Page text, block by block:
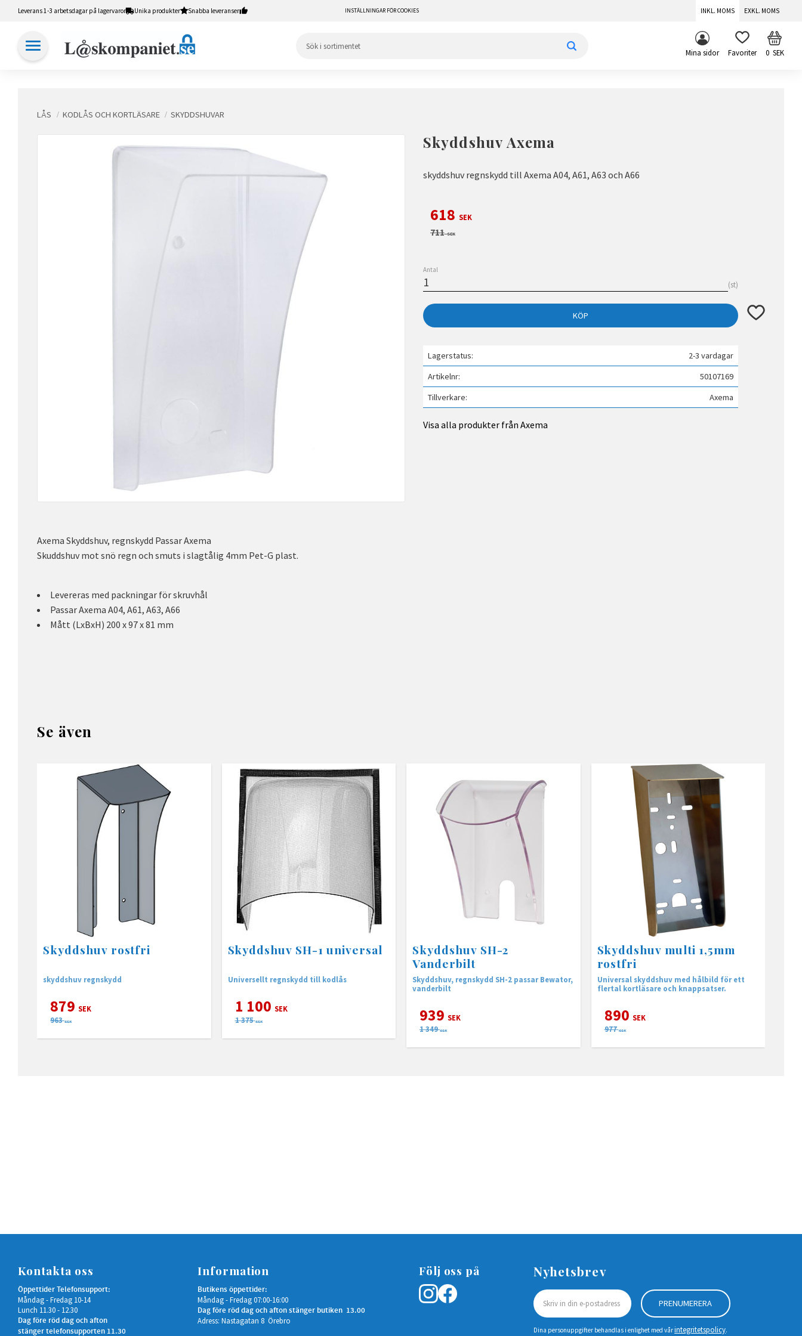
Leverans 1-3 arbetsdagar på lagervaror Unika produkter Snabba leveranser INSTÄLLNINGAR FÖR COOKIES INKL. MOMS EXKL. MOMS
Mina sidor FAVORITER 0SEK
LÅS KODLÅS OCH KORTLÄSARE SKYDDSHUVAR
Skyddshuv Axema
skyddshuv regnskydd till Axema A04, A61, A63 och A66
Nedsatt pris:
618 SEK
Ordinarie pris:
711SEK
Antal
st
KÖP Lägg till i
Lagerstatus
2-3 vardagar
Artikelnr
50107169
Tillverkare
Axema
Visa alla produkter från Axema
Axema Skyddshuv, regnskydd Passar Axema
Skuddshuv mot snö regn och smuts i slagtålig 4mm Pet-G plast.
Levereras med packningar för skruvhål
Passar Axema A04, A61, A63, A66
Mått (LxBxH) 200 x 97 x 81 mm
Se även
Skyddshuv rostfri
skyddshuv regnskydd
879 SEK
963 SEK
Skyddshuv SH-1 universal
Universellt regnskydd till kodlås
1 100 SEK
1 375 SEK
Skyddshuv SH-2
Vanderbilt
Skyddshuv, regnskydd SH-2 passar Bewator,
vanderbilt
939 SEK
1 349 SEK
Skyddshuv multi 1,5mm
rostfri
Universal skyddshuv med hålbild för ett
flertal kortläsare och knappsatser.
890 SEK
977 SEK
Kontakta oss
Öppettider Telefonsupport:
Måndag - Fredag 10-14
Lunch 11.30 - 12.30
Dag före röd dag och afton
stänger telefonsupporten 11.30
Information
Butikens öppettider:
Måndag - Fredag 07:00-16:00
Dag före röd dag och afton stänger butiken 13.00
Adress: Nastagatan 8 Örebro
Följ oss på Nyhetsbrev
PRENUMERERA
Dina personuppgifter behandlas i enlighet med vårintegritetspolicy.